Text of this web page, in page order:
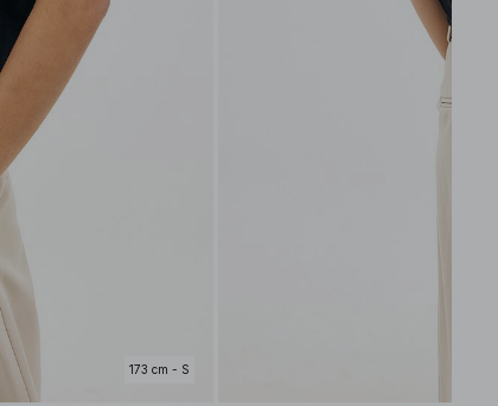
173 cm - S